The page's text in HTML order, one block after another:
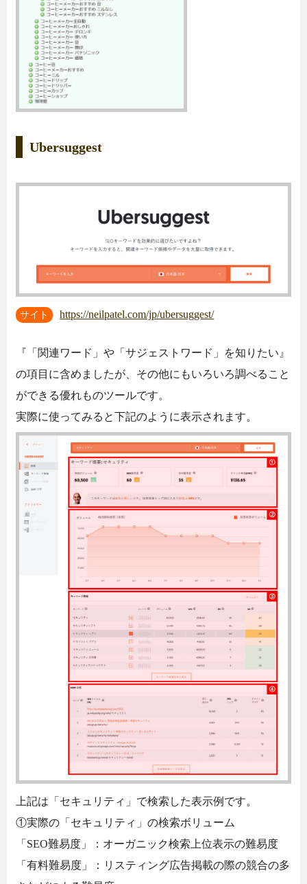
Ubersuggest
サイト https://neilpatel.com/jp/ubersuggest/
『「関連ワード」や「サジェストワード」を知りたい』
の項目に含めましたが、その他にもいろいろ調べること
ができる優れものツールです。
実際に使ってみると下記のように表示されます。
上記は「セキュリティ」で検索した表示例です。
①実際の「セキュリティ」の検索ボリューム
「SEO難易度」：オーガニック検索上位表示の難易度
「有料難易度」：リスティング広告掲載の際の競合の多